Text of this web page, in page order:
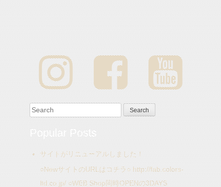
Search for:
Popular Posts
サイトがリニューアルしました！
○NewサイトのURLはコチラ○ http://fab.colors-
ltd.co.jp/ ○WEB Shop同時OPENの3DAYS